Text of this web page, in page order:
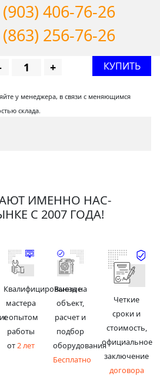
406-76-26
256-76-26
+ КУПИТЬ
у менеджера, в связи с меняющимся
склада.
ИМЕННО НАС-
С 2007 ГОДА!
Квалифицированные
мастера
с опытом
работы
от2 лет
Выезд на
объект,
расчет и
подбор
оборудования
Бесплатно
Четкие
сроки и
стоимость,
официальное
заключение
договора